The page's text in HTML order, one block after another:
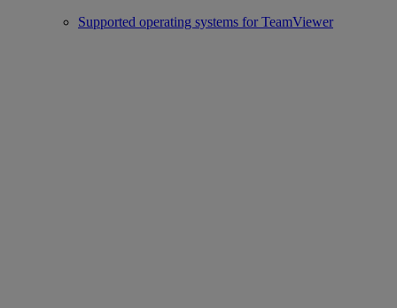
Supported operating systems for TeamViewer